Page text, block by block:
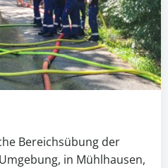
Bereichsübung der
in Mühlhausen,